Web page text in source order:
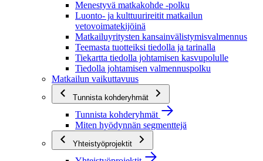
Menestyvä matkakohde -polku
Luonto- ja kulttuurireitit matkailun
vetovoimatekijöinä
Matkailuyritysten kansainvälistymisvalmennus
Teemasta tuotteiksi tiedolla ja tarinalla
Tiekartta tiedolla johtamisen kasvupolulle
Tiedolla johtamisen valmennuspolku
Matkailun vaikuttavuus
Tunnista kohderyhmät
Tunnista kohderyhmät
Miten hyödynnän segmenttejä
Yhteistyöprojektit